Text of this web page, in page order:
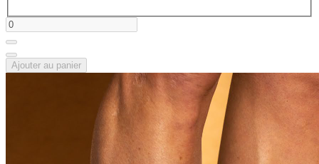
Ajouter au panier